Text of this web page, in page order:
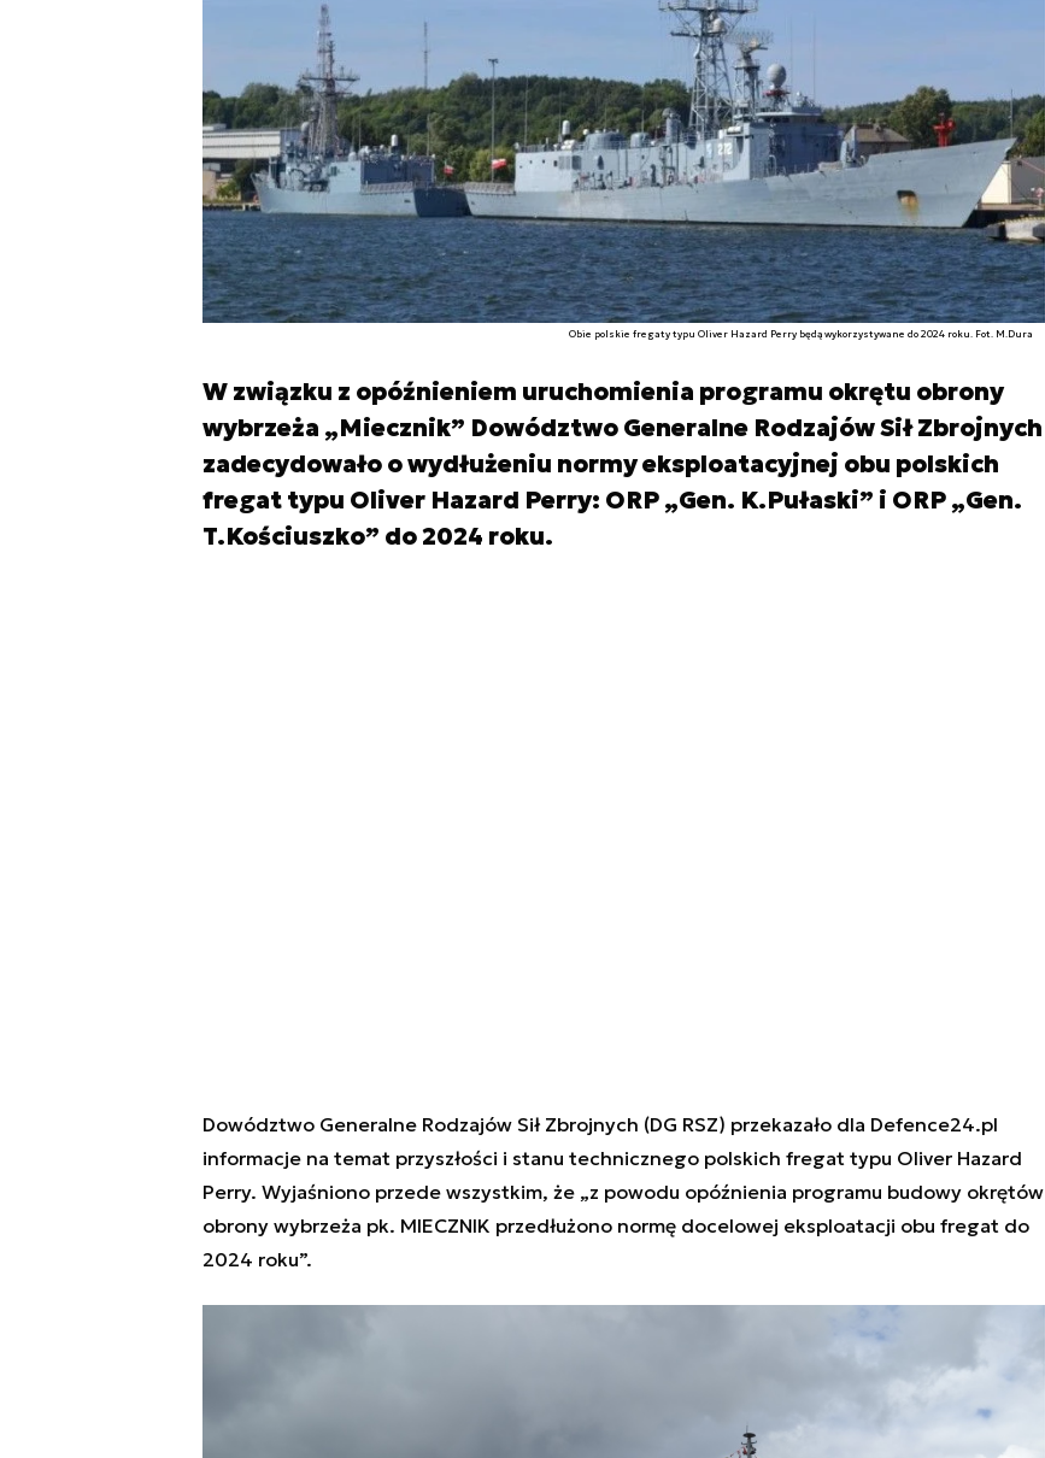
Obie polskie fregaty typu Oliver Hazard Perry będą wykorzystywane do 2024 roku. Fot. M.Dura
W związku z opóźnieniem uruchomienia programu okrętu obrony
wybrzeża „Miecznik” Dowództwo Generalne Rodzajów Sił Zbrojnych
zadecydowało o wydłużeniu normy eksploatacyjnej obu polskich
fregat typu Oliver Hazard Perry: ORP „Gen. K.Pułaski” i ORP „Gen.
T.Kościuszko” do 2024 roku.
Dowództwo Generalne Rodzajów Sił Zbrojnych (DG RSZ) przekazało dla Defence24.pl
informacje na temat przyszłości i stanu technicznego polskich fregat typu Oliver Hazard
Perry. Wyjaśniono przede wszystkim, że „z powodu opóźnienia programu budowy okrętów
obrony wybrzeża pk. MIECZNIK przedłużono normę docelowej eksploatacji obu fregat do
2024 roku”.